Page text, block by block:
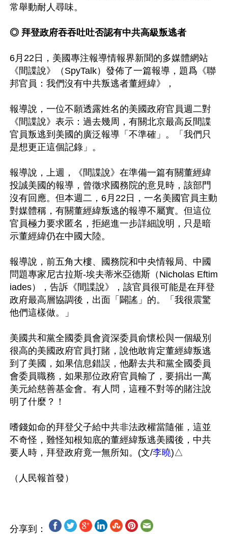
常舉動耐人尋味。
◎ 拜登政府吞吞吐吐否認有中共高級叛逃者
6月22日，美國專注報導情報界新聞的多媒體網站
《間諜說》（SpyTalk）發佈了一篇報導，題爲《聯
邦官員：我們沒有中共叛逃者董經緯》，
報導說，一位不願透露姓名的美國政府官員週二對
《間諜說》表示：過去幾周，有關北京最高反間諜
官員叛逃到美國的廣泛報導「不準確」。「我們只
是想更正這個記錄」。
報導說，上週，《間諜說》在準備一篇有關董經緯
投誠美國的報導，曾徵求國務院的意見時，該部門
沒有回應。但本週二，6月22日，一名美國官員主動
對媒體稱，有關董經緯叛逃的報導不屬實。但這位
官員極力要求匿名，拒絕進一步詳細說明，只是暗
示董經緯仍在中國大陸。
報導說，前五角大樓、國務院和中央情報局、中國
問題專家尼古拉斯-埃夫蒂米亞德斯（Nicholas Eftim
iades），告訴《間諜說》，該官員很可能是在拜登
政府最高層協調後，出面「闢謠」的。「我很震驚
他們這樣做。」
美國共和黨全國委員會資深委員俞懷松與一個級別
很高的美國政府官員打賭，說他敢肯定董經緯叛逃
到了美國，如果信息錯誤，他辭去共和黨全國委員
會委員職務，如果那位政府官員輸了，要捐出一萬
美元給慈善基金會。有人問，這種不對等的賭注說
明了什麼？！
嗜錢如命的拜登父子給中共非法政權當隨催，這並
不奇怪，難怪知根知底的董經緯叛逃美國後，中共
要人時，拜登政府竟一無所知。(文/李曉)△
分享到：